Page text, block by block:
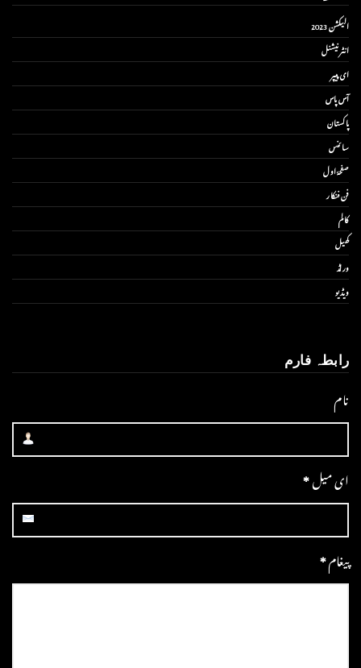
الیکشن 2023
انٹر نیشنل
ای پیپر
آس پاس
پاکستان
سائنس
صفحۂ اول
فن فنکار
کالم
کھیل
ورلڈ
ویڈیو
رابطہ فارم
نام
ای میل*
پیغام*